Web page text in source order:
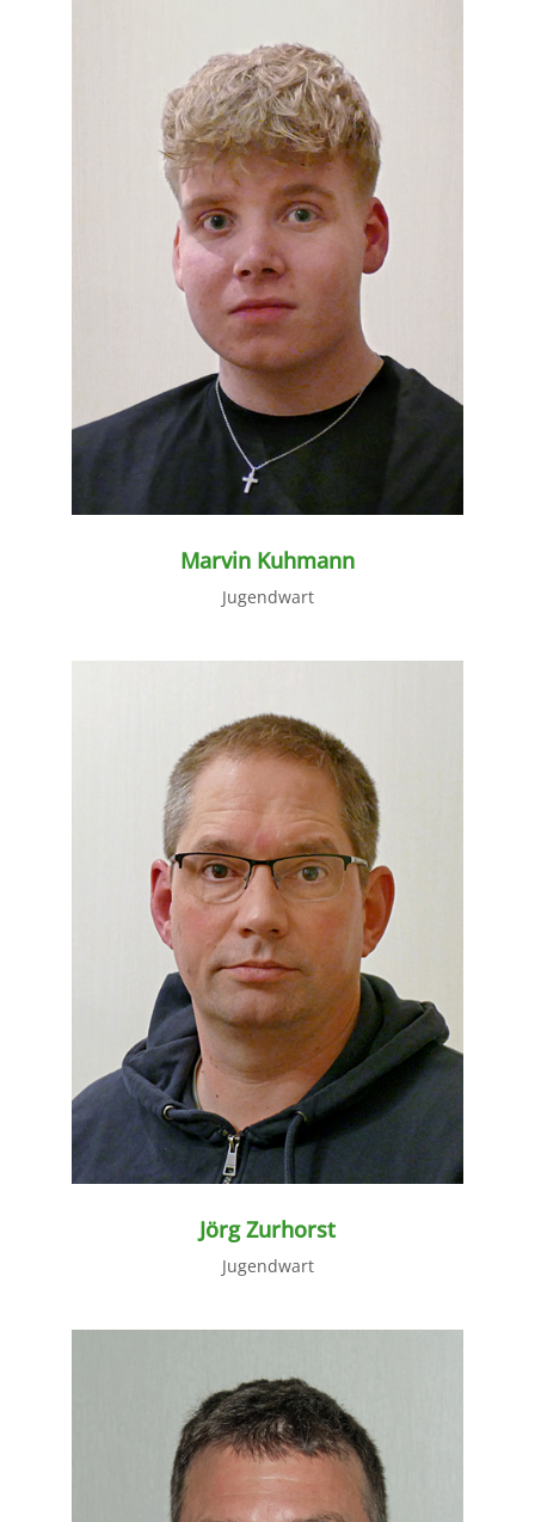
weiter lesen
Marvin Kuhmann
Jugendwart
weiter lesen
Jörg Zurhorst
Jugendwart